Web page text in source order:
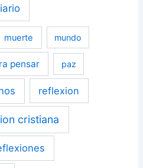
muerte mundo
pensar paz
reflexion
cristiana